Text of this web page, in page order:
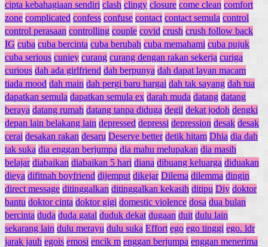
cipta kebahagiaan sendiri clash clingy closure come clean comfort
zone complicated confess confuse contact contact semula control
control perasaan controlling couple covid crush crush follow back
IG cuba cuba bercinta cuba berubah cuba memahami cuba pujuk
cuba serious cuniey curang curang dengan rakan sekerja curiga
curious dah ada girlfriend dah berpunya dah dapat layan macam
tiada mood dah main dah pergi baru hargai dah tak sayang dah tua
dapatkan semula dapatkan semula ex darah muda datang datang
beraya datang rumah datang tanpa diduga degil dekat jodoh dengki
depan lain belakang lain depressed depressi depression desak desak
cerai desakan rakan desaru Deserve better detik hitam Dhia dia dah
tak suka dia enggan berjumpa dia mahu melupakan dia masih
belajar diabaikan diabaikan 5 hari diana dibuang keluarga diduakan
dieya difitnah boyfriend dijemput dikejar Dilema dilemma dingin
direct message ditinggalkan ditinggalkan kekasih ditipu Diy doktor
bantu doktor cinta doktor gigi domestic violence dosa dua bulan
bercinta duda duda gatal duduk dekat dugaan duit dulu lain
sekarang lain dulu merayu dulu suka Effort ego ego tinggi ego. ldr
jarak jauh egois emosi encik m enggan berjumpa enggan menerima